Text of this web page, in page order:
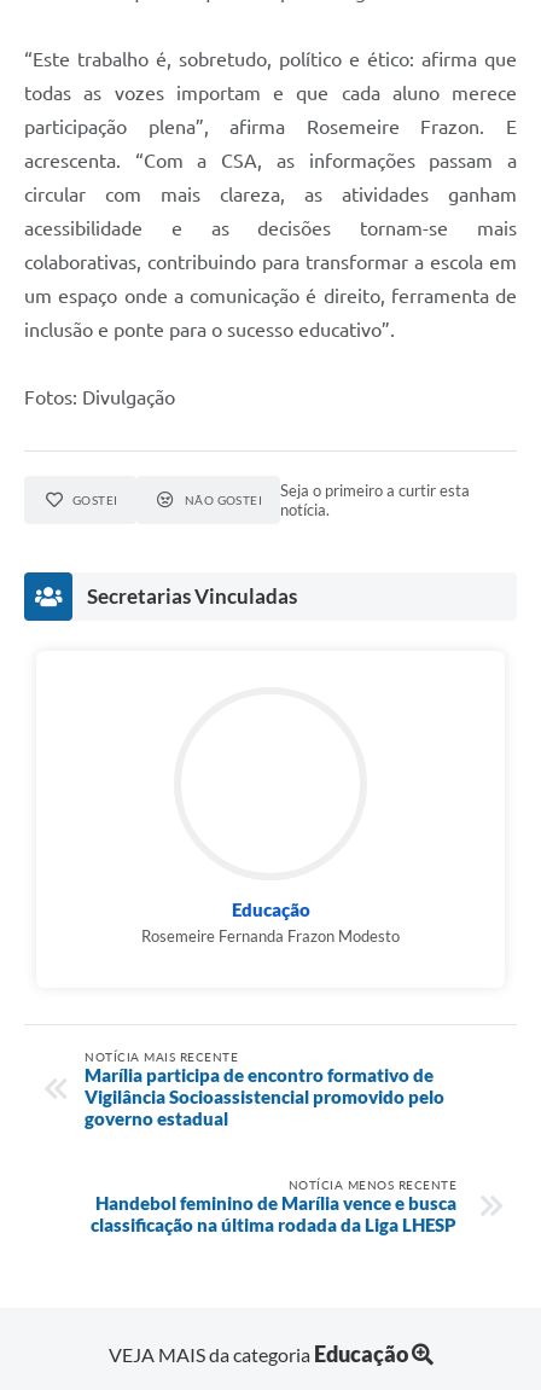
“Este trabalho é, sobretudo, político e ético: afirma que
todas as vozes importam e que cada aluno merece
participação plena”, afirma Rosemeire Frazon. E
acrescenta. “Com a CSA, as informações passam a
circular com mais clareza, as atividades ganham
acessibilidade e as decisões tornam-se mais
colaborativas, contribuindo para transformar a escola em
um espaço onde a comunicação é direito, ferramenta de
inclusão e ponte para o sucesso educativo”.
Fotos: Divulgação
GOSTEI NÃO GOSTEI
Seja o primeiro a curtir esta
notícia.
Secretarias Vinculadas
Educação
Rosemeire Fernanda Frazon Modesto
NOTÍCIA MAIS RECENTE
Marília participa de encontro formativo de
Vigilância Socioassistencial promovido pelo
governo estadual
NOTÍCIA MENOS RECENTE
Handebol feminino de Marília vence e busca
classificação na última rodada da Liga LHESP
VEJA MAIS da categoria Educação